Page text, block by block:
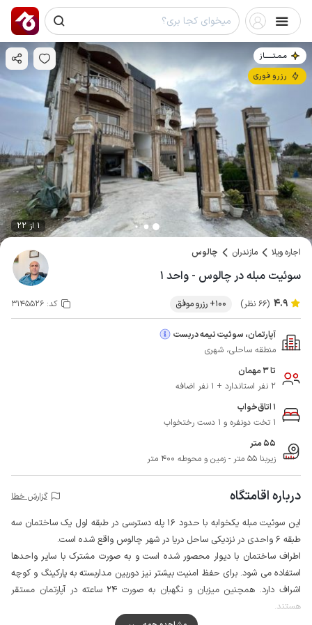
مـمـتــــــاز
رزرو فوری
1 از 22
اجاره ویلا مازندران چالوس
سوئیت مبله در چالوس - واحد ۱
4.9 (66 نظر) 100+ رزرو موفق کد: 3145526
آپارتمان، سوئیت نیمه دربست
منطقه ساحلی، شهری
تا 3 مهمان
2 نفر استاندارد + 1 نفر اضافه
1 اتاق‌خواب
1 تخت دونفره و 1 دست رختخواب
55 متر
زیربنا 55 متر - زمین و محوطه 400 متر
درباره اقامتگاه گزارش خطا
این سوئیت مبله یکخوابه با حدود 16 پله دسترسی در طبقه اول یک ساختمان سه
طبقه 6 واحدی در نزدیکی ساحل دریا در شهر چالوس واقع شده است.
اطراف ساختمان با دیوار محصور شده است و به صورت مشترک با سایر واحدها
استفاده می شود. برای حفظ امنیت بیشتر نیز دوربین مداربسته به پارکینگ و کوچه
اشراف دارد. همچنین میزبان و نگهبان به صورت 24 ساعته در آپارتمان مستقر
هستند.